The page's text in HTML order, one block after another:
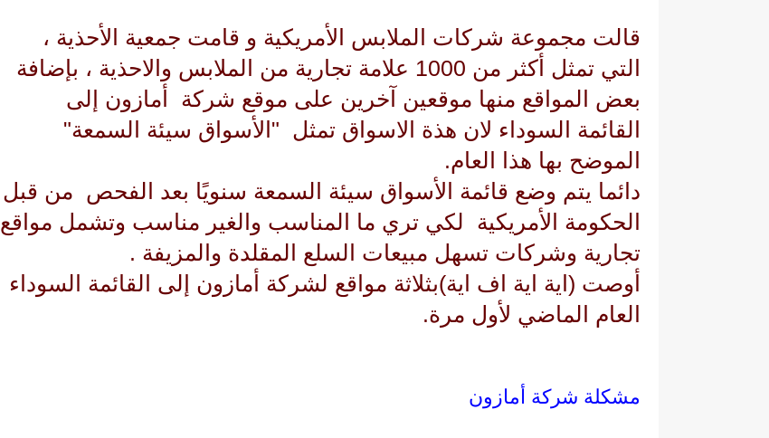
قالت مجموعة شركات الملابس الأمريكية و قامت جمعية الأحذية ،
التي تمثل أكثر من 1000 علامة تجارية من الملابس والاحذية ، بإضافة
بعض المواقع منها موقعين آخرين على موقع شركة أمازون إلى
القائمة السوداء لان هذة الاسواق تمثل "الأسواق سيئة السمعة"
الموضح بها هذا العام.
دائما يتم وضع قائمة الأسواق سيئة السمعة سنويًا بعد الفحص من قبل
الحكومة الأمريكية لكي تري ما المناسب والغير مناسب وتشمل مواقع
تجارية وشركات تسهل مبيعات السلع المقلدة والمزيفة .
أوصت ( اية اية اف اية(بثلاثة مواقع لشركة أمازون إلى القائمة السوداء
العام الماضي لأول مرة.
مشكلة شركة أمازون